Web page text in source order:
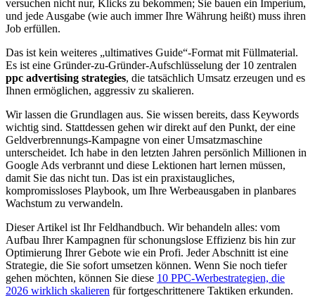
versuchen nicht nur, Klicks zu bekommen; Sie bauen ein Imperium,
und jede Ausgabe (wie auch immer Ihre Währung heißt) muss ihren
Job erfüllen.
Das ist kein weiteres „ultimatives Guide“-Format mit Füllmaterial.
Es ist eine Gründer-zu-Gründer-Aufschlüsselung der 10 zentralen
ppc advertising strategies, die tatsächlich Umsatz erzeugen und es
Ihnen ermöglichen, aggressiv zu skalieren.
Wir lassen die Grundlagen aus. Sie wissen bereits, dass Keywords
wichtig sind. Stattdessen gehen wir direkt auf den Punkt, der eine
Geldverbrennungs-Kampagne von einer Umsatzmaschine
unterscheidet. Ich habe in den letzten Jahren persönlich Millionen in
Google Ads verbrannt und diese Lektionen hart lernen müssen,
damit Sie das nicht tun. Das ist ein praxistaugliches,
kompromissloses Playbook, um Ihre Werbeausgaben in planbares
Wachstum zu verwandeln.
Dieser Artikel ist Ihr Feldhandbuch. Wir behandeln alles: vom
Aufbau Ihrer Kampagnen für schonungslose Effizienz bis hin zur
Optimierung Ihrer Gebote wie ein Profi. Jeder Abschnitt ist eine
Strategie, die Sie sofort umsetzen können. Wenn Sie noch tiefer
gehen möchten, können Sie diese 10 PPC-Werbestrategien, die
2026 wirklich skalieren für fortgeschrittenere Taktiken erkunden.